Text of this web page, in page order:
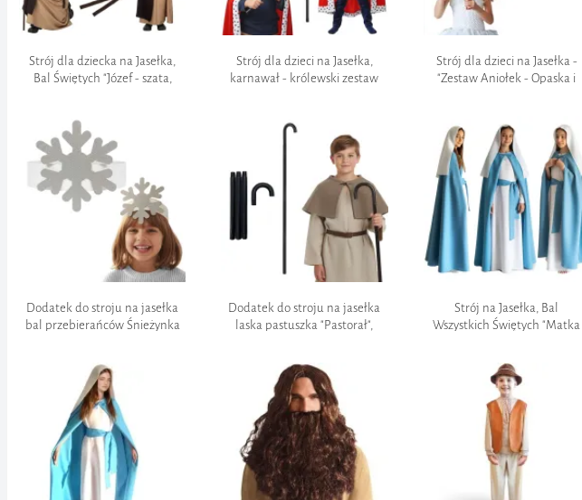
12,99 zł
Bezpieczeństwo transakcji bankowych:
Dokumentacja:
Strój dla dziecka na Jasełka,
Bal Świętych "Józef - szata,
Strój dla dzieci na Jasełka,
karnawał - królewski zestaw
Strój dla dzieci na Jasełka -
"Zestaw Aniołek - Opaska i
Dodatek do stroju na jasełka
bal przebierańców Śnieżynka
Dodatek do stroju na jasełka
laska pastuszka "Pastorał",
112 cm
Strój na Jasełka, Bal
Wszystkich Świętych "Matka
pasek, 122-128